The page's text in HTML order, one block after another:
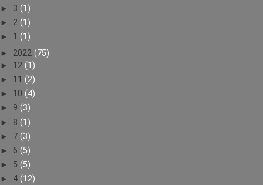
► 3 (1)
► 2 (1)
► 1 (1)
► 2022 (75)
► 12 (1)
► 11 (2)
► 10 (4)
► 9 (3)
► 8 (1)
► 7 (3)
► 6 (5)
► 5 (5)
► 4 (12)